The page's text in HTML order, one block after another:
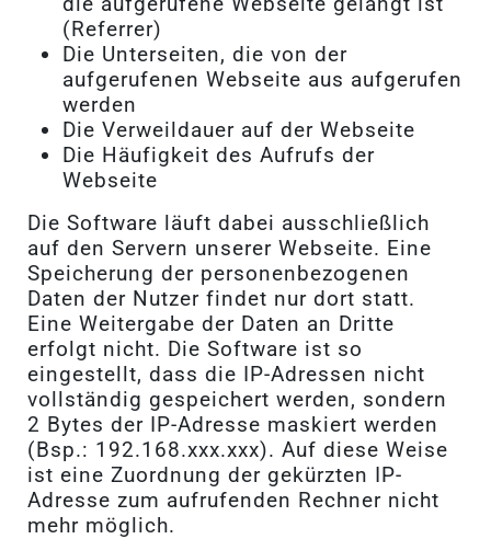
(Referrer)
Die Unterseiten, die von der
aufgerufenen Webseite aus aufgerufen
werden
Die Verweildauer auf der Webseite
Die Häufigkeit des Aufrufs der
Webseite
Die Software läuft dabei ausschließlich
auf den Servern unserer Webseite. Eine
Speicherung der personenbezogenen
Daten der Nutzer findet nur dort statt.
Eine Weitergabe der Daten an Dritte
erfolgt nicht. Die Software ist so
eingestellt, dass die IP-Adressen nicht
vollständig gespeichert werden, sondern
2 Bytes der IP-Adresse maskiert werden
(Bsp.: 192.168.xxx.xxx). Auf diese Weise
ist eine Zuordnung der gekürzten IP-
Adresse zum aufrufenden Rechner nicht
mehr möglich.